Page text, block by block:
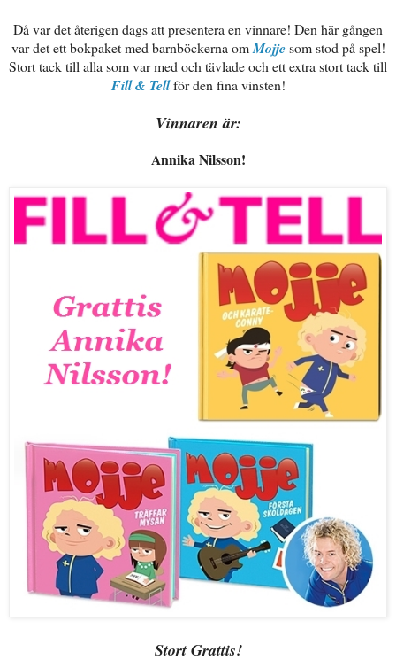
Då var det återigen dags att presentera en vinnare! Den här gången
var det ett bokpaket med barnböckerna omMojjesom stod på spel!
Stort tack till alla som var med och tävlade och ett extra stort tack till
Fill & Tellför den fina vinsten!
Vinnaren är:
Annika Nilsson!
Stort Grattis!